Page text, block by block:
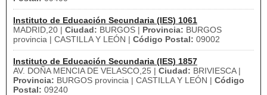
Instituto de Educación Secundaria (IES) 1061
MADRID,20 | Ciudad: BURGOS | Provincia: BURGOS
provincia | CASTILLA Y LEÓN | Código Postal: 09002
Instituto de Educación Secundaria (IES) 1857
AV. DOÑA MENCIA DE VELASCO,25 | Ciudad: BRIVIESCA |
Provincia: BURGOS provincia | CASTILLA Y LEÓN | Código
Postal: 09240